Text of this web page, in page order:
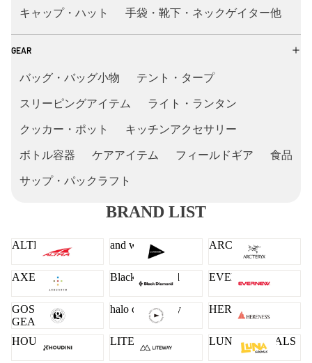
キャップ・ハット 手袋・靴下・ネックゲイター他
GEAR
バッグ・バッグ小物 テント・タープ
スリーピングアイテム ライト・ランタン
クッカー・ポット キッチンアクセサリー
ボトル容器 ケアアイテム フィールドギア 食品
サップ・パックラフト
BRAND LIST
ALTRA and wander ARC'TERYX
AXESQUIN Black Diamond EVERNEW
GOSSAMER
GEAR
halo commodity HERENESS
HOUDINI LITEWAY LUNA SANDALS